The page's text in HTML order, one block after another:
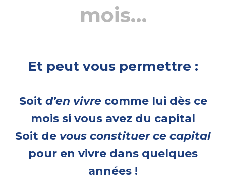
mois…
Et peut vous permettre :
Soit d’en vivrecomme lui dès ce
mois si vous avez du capital
Soit de vous constituer ce capital
pour en vivre dans quelques
années !